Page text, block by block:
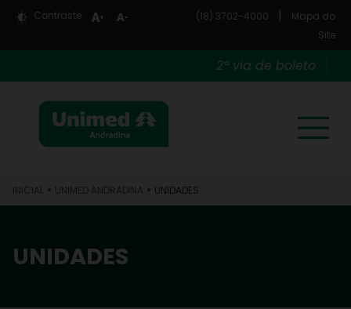
Contraste (18) 3702-4000 |
Mapa do
Site
2ª via de boleto
INICIAL • UNIMED ANDRADINA • UNIDADES
UNIDADES